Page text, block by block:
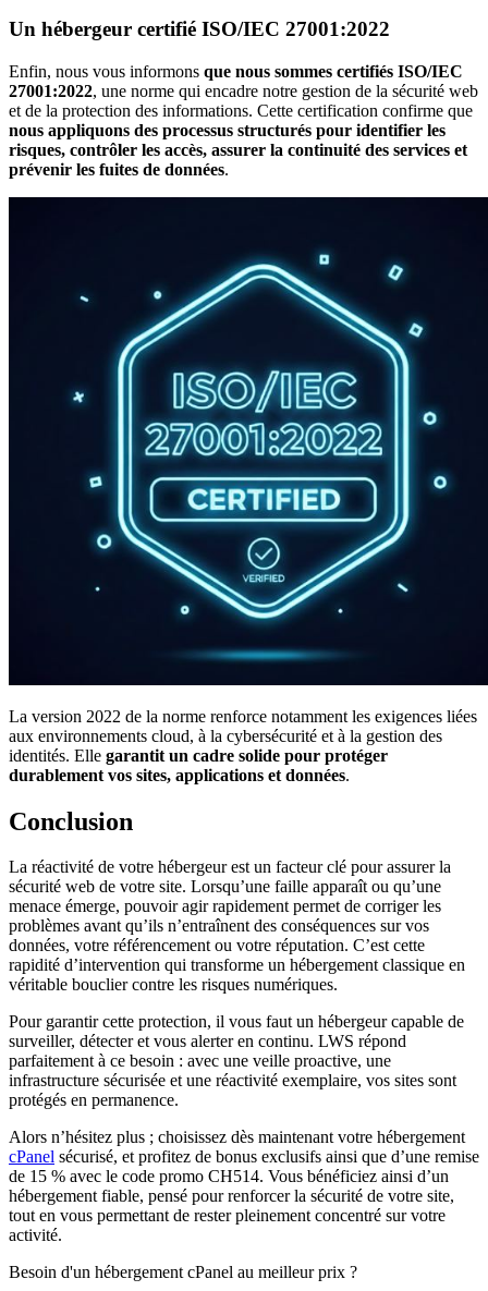
Un hébergeur certifié ISO/IEC 27001:2022
Enfin, nous vous informons que nous sommes certifiés ISO/IEC
27001:2022, une norme qui encadre notre gestion de la sécurité web
et de la protection des informations. Cette certification confirme que
nous appliquons des processus structurés pour identifier les
risques, contrôler les accès, assurer la continuité des services et
prévenir les fuites de données.
La version 2022 de la norme renforce notamment les exigences liées
aux environnements cloud, à la cybersécurité et à la gestion des
identités. Elle garantit un cadre solide pour protéger
durablement vos sites, applications et données.
Conclusion
La réactivité de votre hébergeur est un facteur clé pour assurer la
sécurité web de votre site. Lorsqu’une faille apparaît ou qu’une
menace émerge, pouvoir agir rapidement permet de corriger les
problèmes avant qu’ils n’entraînent des conséquences sur vos
données, votre référencement ou votre réputation. C’est cette
rapidité d’intervention qui transforme un hébergement classique en
véritable bouclier contre les risques numériques.
Pour garantir cette protection, il vous faut un hébergeur capable de
surveiller, détecter et vous alerter en continu. LWS répond
parfaitement à ce besoin : avec une veille proactive, une
infrastructure sécurisée et une réactivité exemplaire, vos sites sont
protégés en permanence.
Alors n’hésitez plus ; choisissez dès maintenant votre hébergement
cPanel sécurisé, et profitez de bonus exclusifs ainsi que d’une remise
de 15 % avec le code promo CH514. Vous bénéficiez ainsi d’un
hébergement fiable, pensé pour renforcer la sécurité de votre site,
tout en vous permettant de rester pleinement concentré sur votre
activité.
Besoin d'un hébergement cPanel au meilleur prix ?